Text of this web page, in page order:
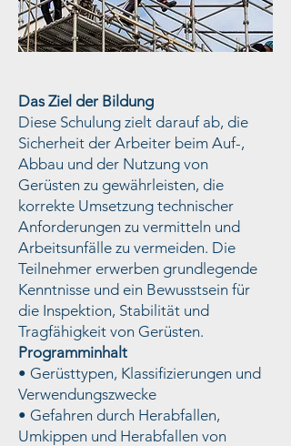
Das Ziel der Bildung
Diese Schulung zielt darauf ab, die
Sicherheit der Arbeiter beim Auf-,
Abbau und der Nutzung von
Gerüsten zu gewährleisten, die
korrekte Umsetzung technischer
Anforderungen zu vermitteln und
Arbeitsunfälle zu vermeiden. Die
Teilnehmer erwerben grundlegende
Kenntnisse und ein Bewusstsein für
die Inspektion, Stabilität und
Tragfähigkeit von Gerüsten.
Programminhalt
• Gerüsttypen, Klassifizierungen und
Verwendungszwecke
• Gefahren durch Herabfallen,
Umkippen und Herabfallen von